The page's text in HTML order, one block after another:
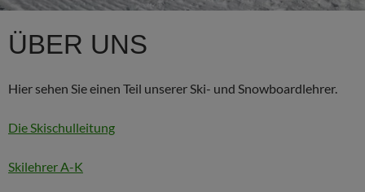
ÜBER UNS
Hier sehen Sie einen Teil unserer Ski- und Snowboardlehrer.
Die Skischulleitung
Skilehrer A-K